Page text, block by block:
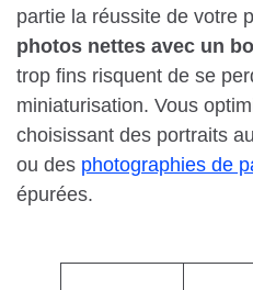
partie la réussite de votre
photos nettes avec un
trop fins risquent de se
miniaturisation. Vous
choisissant des portraits
ou des photographies de
épurées.